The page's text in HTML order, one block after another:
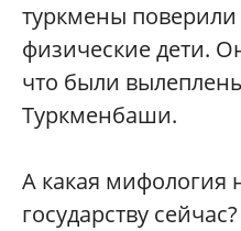
туркмены поверили
физические дети.
что были
Туркменбаши.
А какая
государству сейчас?